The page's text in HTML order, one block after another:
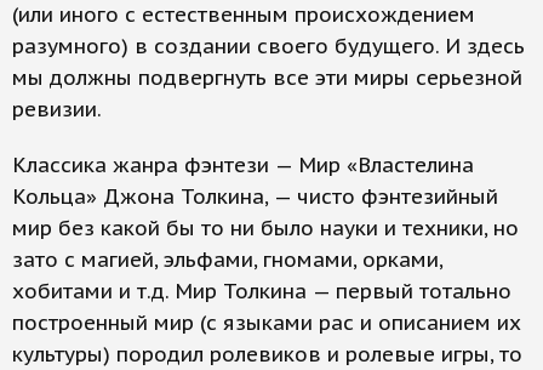
(или иного с естественным происхождением
разумного) в создании своего будущего. И здесь
мы должны подвергнуть все эти миры серьезной
ревизии.
Классика жанра фэнтези — Мир «Властелина
Кольца» Джона Толкина, — чисто фэнтезийный
мир без какой бы то ни было науки и техники, но
зато с магией, эльфами, гномами, орками,
хобитами и т.д. Мир Толкина — первый тотально
построенный мир (с языками рас и описанием их
культуры) породил ролевиков и ролевые игры, то